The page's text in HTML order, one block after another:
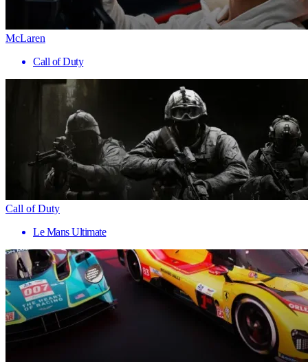
McLaren
Call of Duty
Call of Duty
Le Mans Ultimate